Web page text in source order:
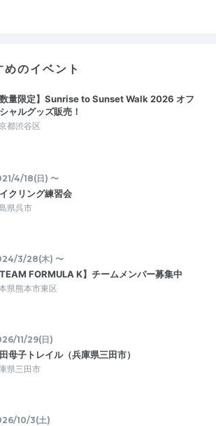
のイベント
数量限定】Sunrise to Sunset Walk 2026 オフ
ャルグッズ販売！
都渋谷区
4/18(日) 〜
クリング練習会
県呉市
3/28(木) 〜
TEAM FORMULA K】チームメンバー募集中
県熊本市東区
11/29(日)
母子トレイル（兵庫県三田市）
県三田市
10/3(土)